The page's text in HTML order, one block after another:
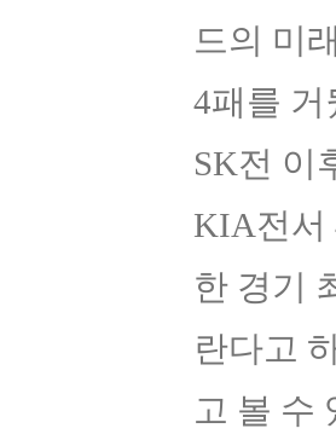
드의 미
4패를 거
SK전 이
KIA전서
한 경기
란다고
고 볼 수